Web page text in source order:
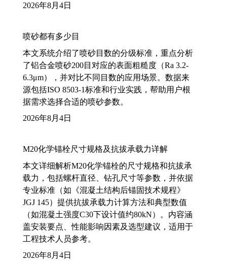
2026年8月4日
喷砂都有多少目
本文系统介绍了喷砂目数的分级标准，重点分析
了铝合金喷砂200目对应的表面粗糙度（Ra 3.2-
6.3μm），并对比不同目数的应用场景。数据来
源包括ISO 8503-1标准和行业实践，帮助用户根
据需求选择合适的喷砂参数。
2026年8月4日
M20化学锚栓尺寸规格及抗拔承载力详解
本文详细解析M20化学锚栓的尺寸规格和抗拔承
载力，包括螺杆直径、钻孔尺寸等参数，并依据
专业标准（如《混凝土结构后锚固技术规程》
JGJ 145）提供抗拔承载力计算方法和典型数值
（如混凝土强度C30下设计值约80kN）。内容涵
盖安装要点、性能影响因素及选型建议，适用于
工程技术人员参考。
2026年8月4日